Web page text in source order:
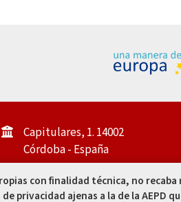
Capitulares, 1. 14002
Córdoba - España
957 49 99 00
957 47 80 50
con finalidad técnica, no
privacidad ajenas a la de la AEPD